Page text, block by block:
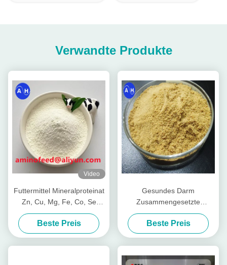
Verwandte Produkte
Video
Futtermittel Mineralproteinat
Zn, Cu, Mg, Fe, Co, Se
Form
Beste Preis
Gesundes Darm
Zusammengesetzte
Nährstoffpeptide für Viehvieh
Beste Preis